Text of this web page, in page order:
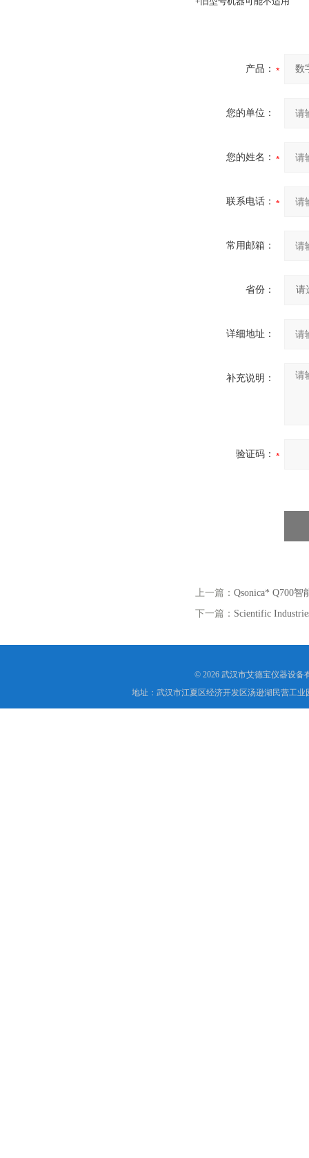
产品：
您的单位：
您的姓名：
联系电话：
常用邮箱：
省份：
详细地址：
补充说明：
验证码：
上一篇： Qsonica* Q700
下一篇： Scientific
© 2026 武汉市艾德宝仪器设备
地址：武汉市江夏区经济开发区汤逊湖民营工业